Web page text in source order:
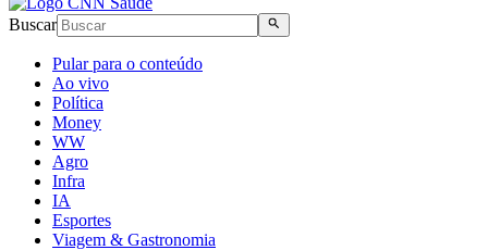
Buscar
Pular para o conteúdo
Ao vivo
Política
Money
WW
Agro
Infra
IA
Esportes
Viagem & Gastronomia